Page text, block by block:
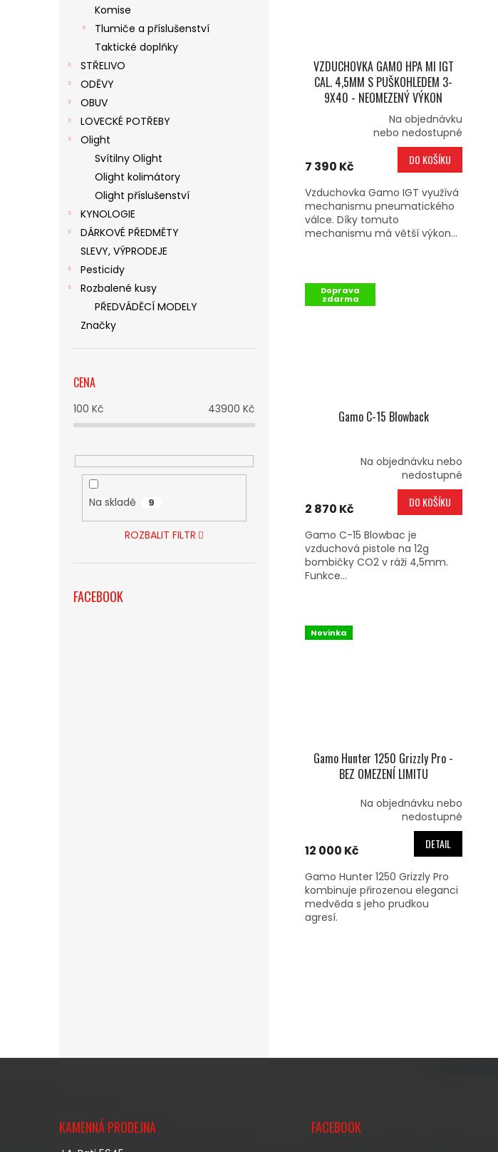
Komise
Tlumiče a příslušenství
Taktické doplňky
STŘELIVO
ODĚVY
OBUV
LOVECKÉ POTŘEBY
Olight
Svítilny Olight
Olight kolimátory
Olight příslušenství
KYNOLOGIE
DÁRKOVÉ PŘEDMĚTY
SLEVY, VÝPRODEJE
Pesticidy
Rozbalené kusy
PŘEDVÁDĚCÍ MODELY
Značky
CENA
100 Kč 43900 Kč
Na skladě 9
ROZBALIT FILTR
FACEBOOK
VZDUCHOVKA GAMO HPA MI IGT
CAL. 4,5MM S PUŠKOHLEDEM 3-
9X40 - NEOMEZENÝ VÝKON
je
z
5
hvězdiček.
Na objednávku
nebo nedostupné
7 390 Kč DO KOŠÍKU
Vzduchovka Gamo IGT využívá
mechanismu pneumatického
válce. Díky tomuto
mechanismu má větší výkon...
Doprava
zdarma
Gamo C-15 Blowback
Na objednávku nebo
nedostupné
2 870 Kč DO KOŠÍKU
Gamo C-15 Blowbac je
vzduchová pistole na 12g
bombičky CO2 v ráži 4,5mm.
Funkce...
Novinka
Gamo Hunter 1250 Grizzly Pro -
BEZ OMEZENÍ LIMITU
Na objednávku nebo
nedostupné
12 000 Kč DETAIL
Gamo Hunter 1250 Grizzly Pro
kombinuje přirozenou eleganci
medvěda s jeho prudkou
agresí.
KAMENNÁ PRODEJNA FACEBOOK